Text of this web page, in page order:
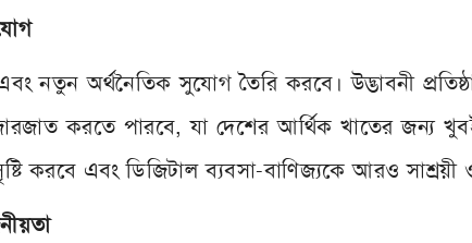
নতুন অর্থনৈতিক সুযোগ তৈরি করবে। উদ্ভাবনী
করতে পারবে, যা দেশের আর্থিক খাতের জন্য
করবে এবং ডিজিটাল ব্যবসা-বাণিজ্যকে আরও সাশ্রয়ী